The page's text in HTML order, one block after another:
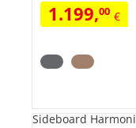
1.199,00 €
Sideboard Harmoni